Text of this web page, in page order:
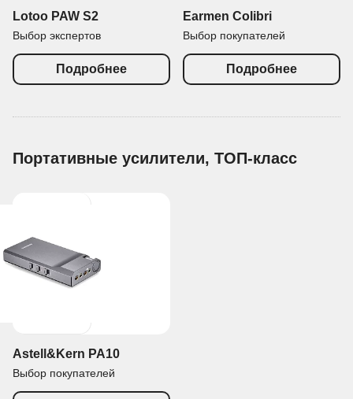
Lotoo PAW S2
Выбор экспертов
Подробнее
Earmen Colibri
Выбор покупателей
Подробнее
Портативные усилители, ТОП-класс
Astell&Kern PA10
Выбор покупателей